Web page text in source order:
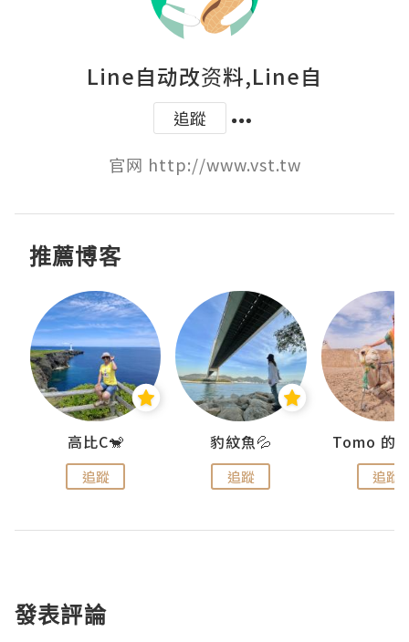
Line自动改资料,Line自
追蹤
官网 http://www.vst.tw
推薦博客
高比C🐒
追蹤
豹紋魚💦
追蹤 追蹤
發表評論